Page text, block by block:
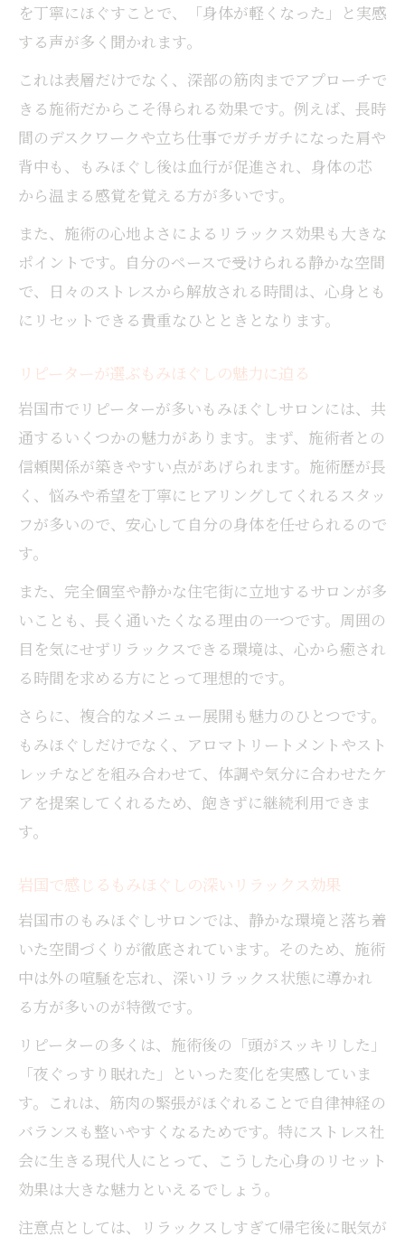
利用者が感じるもみほぐしのおすすめポイ
ント
岩国市もみほぐしの違いと顧客満足の要素
定期利用がもたらすもみほぐしの美容効果に注
目
もみほぐしの継続で期待できる美容メリッ
ト
は
もみほぐしで美容と健康を両立させる方法
明
美容目的でもみほぐしを活用するポイント
間
方
もみほぐしで叶う心身ともに癒される時間
もみほぐしのプロによる丁寧な施術が魅力
身体が軽くなる理由を探るもみほぐしの魅力
もみほぐしが身体の軽さを実感させる仕組
み
リピーターが語るもみほぐしの効果的な理
由
もみほぐしで得られる身体の変化とは何か
肩こりや腰痛にもみほぐしが有効な根拠
完全個室で叶える静かなもみほぐしのひととき
もみほぐしサロンの個室がリピーターに支
持される理由
静かな空間でもみほぐしに集中できるメリ
ット
個室で感じるもみほぐしの癒し効果を紹介
もみほぐしの施術環境が心身に与える影響
完全個室で叶うプライベートなもみほぐし
体験
を丁寧にほぐすことで、「身体が軽くなった」と実感
する声が多く聞かれます。
これは表層だけでなく、深部の筋肉までアプローチで
きる施術だからこそ得られる効果です。例えば、長時
間のデスクワークや立ち仕事でガチガチになった肩や
背中も、もみほぐし後は血行が促進され、身体の芯
から温まる感覚を覚える方が多いです。
また、施術の心地よさによるリラックス効果も大きな
ポイントです。自分のペースで受けられる静かな空間
で、日々のストレスから解放される時間は、心身とも
にリセットできる貴重なひとときとなります。
リピーターが選ぶもみほぐしの魅力に迫る
岩国市でリピーターが多いもみほぐしサロンには、共
通するいくつかの魅力があります。まず、施術者との
信頼関係が築きやすい点があげられます。施術歴が長
く、悩みや希望を丁寧にヒアリングしてくれるスタッ
フが多いので、安心して自分の身体を任せられるので
す。
また、完全個室や静かな住宅街に立地するサロンが多
いことも、長く通いたくなる理由の一つです。周囲の
目を気にせずリラックスできる環境は、心から癒され
る時間を求める方にとって理想的です。
さらに、複合的なメニュー展開も魅力のひとつです。
もみほぐしだけでなく、アロマトリートメントやスト
レッチなどを組み合わせて、体調や気分に合わせたケ
アを提案してくれるため、飽きずに継続利用できま
す。
岩国で感じるもみほぐしの深いリラックス効果
岩国市のもみほぐしサロンでは、静かな環境と落ち着
いた空間づくりが徹底されています。そのため、施術
中は外の喧騒を忘れ、深いリラックス状態に導かれ
る方が多いのが特徴です。
リピーターの多くは、施術後の「頭がスッキリした」
「夜ぐっすり眠れた」といった変化を実感していま
す。これは、筋肉の緊張がほぐれることで自律神経の
バランスも整いやすくなるためです。特にストレス社
会に生きる現代人にとって、こうした心身のリセット
効果は大きな魅力といえるでしょう。
注意点としては、リラックスしすぎて帰宅後に眠気が